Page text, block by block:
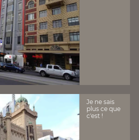
Je ne sais
plus ce que
c'est !